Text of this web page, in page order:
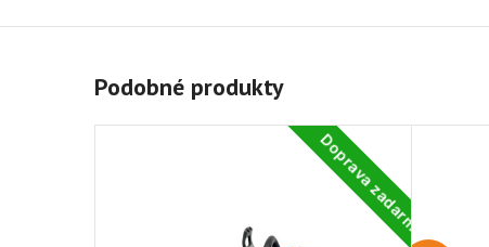
Podobné produkty
Doprava zadarmo